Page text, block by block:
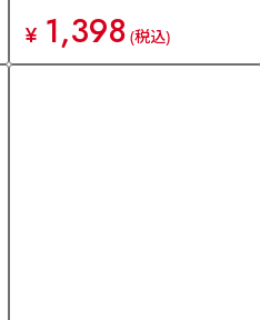
¥ 1,398 (税込)